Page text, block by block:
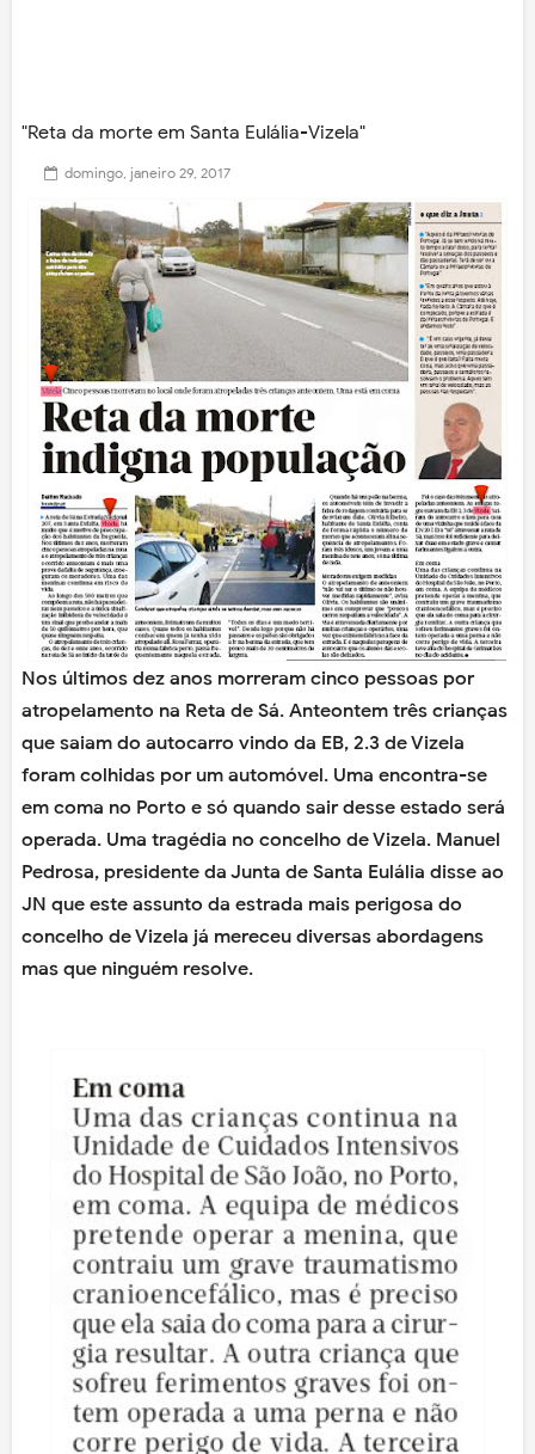
"Reta da morte em Santa Eulália-Vizela"
domingo, janeiro 29, 2017
Nos últimos dez anos morreram cinco pessoas por
atropelamento na Reta de Sá. Anteontem três crianças
que saiam do autocarro vindo da EB, 2.3 de Vizela
foram colhidas por um automóvel. Uma encontra-se
em coma no Porto e só quando sair desse estado será
operada. Uma tragédia no concelho de Vizela. Manuel
Pedrosa, presidente da Junta de Santa Eulália disse ao
JN que este assunto da estrada mais perigosa do
concelho de Vizela já mereceu diversas abordagens
mas que ninguém resolve.